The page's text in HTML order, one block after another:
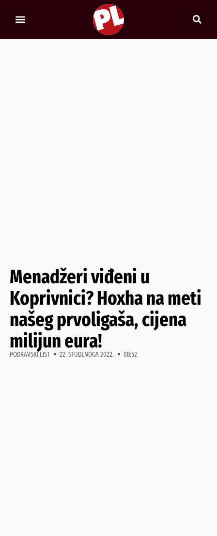
Menadžeri viđeni u
Koprivnici? Hoxha na meti
našeg prvoligaša, cijena
milijun eura!
PODRAVSKI LIST 22. STUDENOGA 2022. 08:52